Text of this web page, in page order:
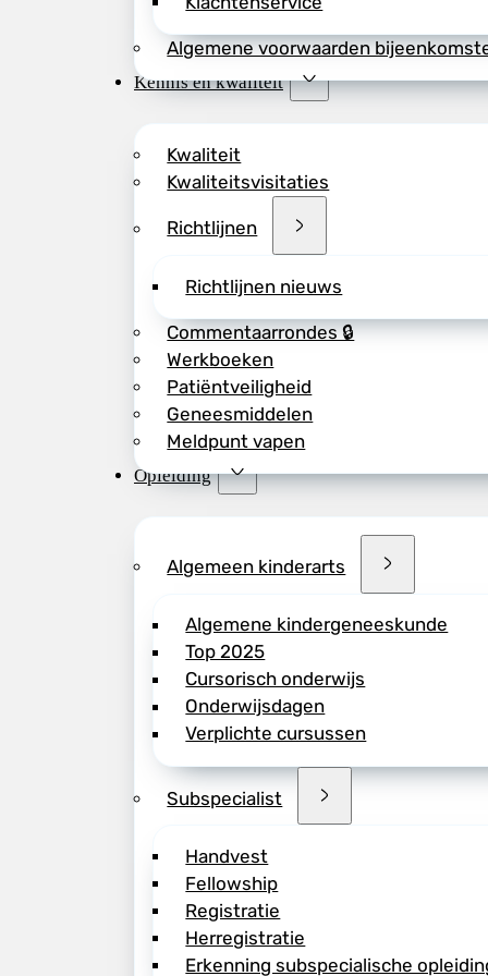
Algemene voorwaarden
Kennis en kwaliteit
Kwaliteit
Kwaliteitsvisitaties
Richtlijnen
Richtlijnen nieuws
Commentaarrondes 🔒
Werkboeken
Patiëntveiligheid
Geneesmiddelen
Meldpunt vapen
Opleiding
Algemeen kinderarts
Algemene kindergeneeskunde
Top 2025
Cursorisch onderwijs
Onderwijsdagen
Verplichte cursussen
Subspecialist
Handvest
Fellowship
Registratie
Herregistratie
Erkenning subspecialische